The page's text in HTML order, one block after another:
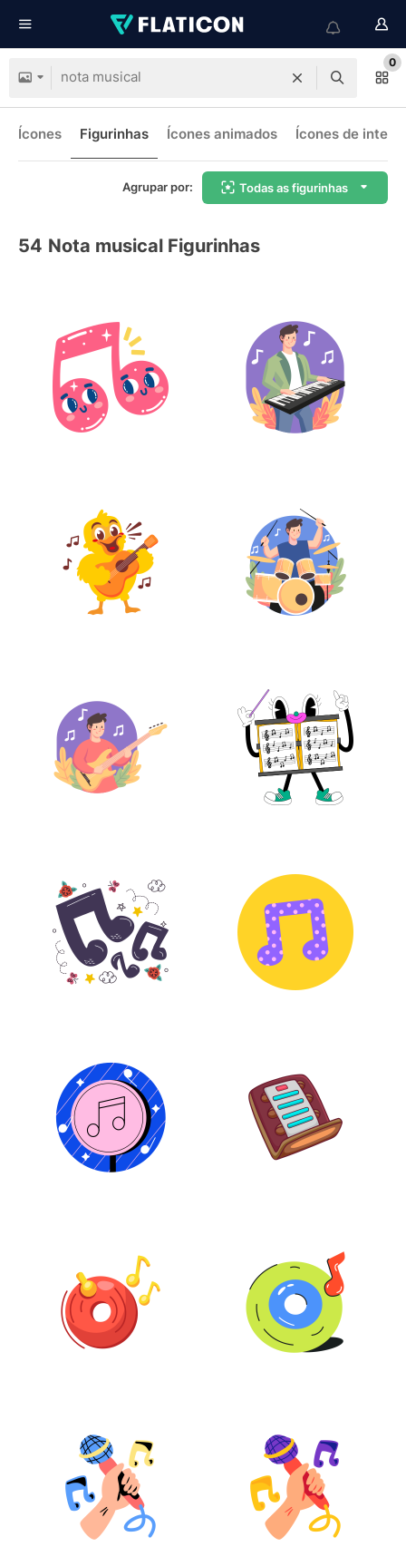
0
Ícones Figurinhas Ícones animados Ícones de
Agrupar por: Todas as figurinhas
54 Nota musical Figurinhas